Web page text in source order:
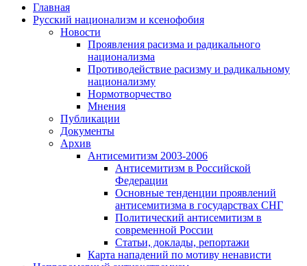
Главная
Русский национализм и ксенофобия
Новости
Проявления расизма и радикального
национализма
Противодействие расизму и радикальному
национализму
Нормотворчество
Мнения
Публикации
Документы
Архив
Антисемитизм 2003-2006
Антисемитизм в Российской
Федерации
Основные тенденции проявлений
антисемитизма в государствах СНГ
Политический антисемитизм в
современной России
Статьи, доклады, репортажи
Карта нападений по мотиву ненависти